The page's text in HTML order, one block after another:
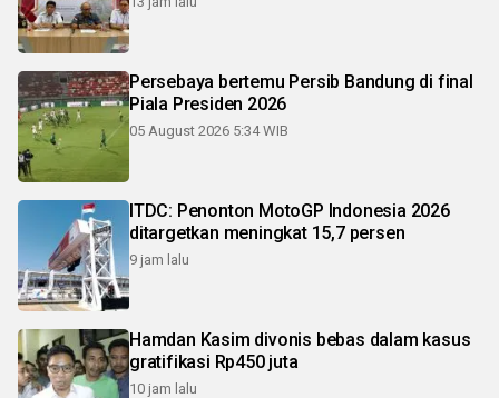
Persebaya bertemu Persib Bandung di final
Piala Presiden 2026
05 August 2026 5:34 WIB
ITDC: Penonton MotoGP Indonesia 2026
ditargetkan meningkat 15,7 persen
9 jam lalu
Hamdan Kasim divonis bebas dalam kasus
gratifikasi Rp450 juta
10 jam lalu